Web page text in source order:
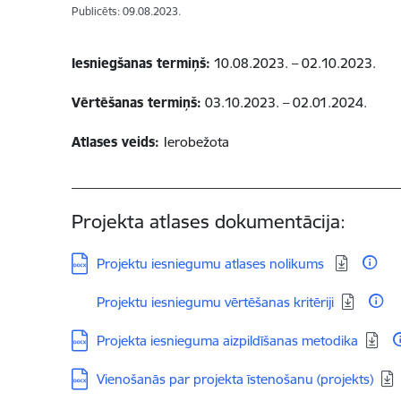
Publicēts: 09.08.2023.
Iesniegšanas termiņš: 10.08.2023. – 02.10.2023.
Vērtēšanas termiņš: 03.10.2023. – 02.01.2024.
Atlases veids: Ierobežota
Projekta atlases dokumentācija:
Lejupielādēt:
Projektu iesniegumu atlases nolikums
Lejupielādēt:
Projektu iesniegumu vērtēšanas kritēriji
Lejupielādēt:
Projekta iesnieguma aizpildīšanas metodika
Lejupielādēt:
Vienošanās par projekta īstenošanu (projekts)